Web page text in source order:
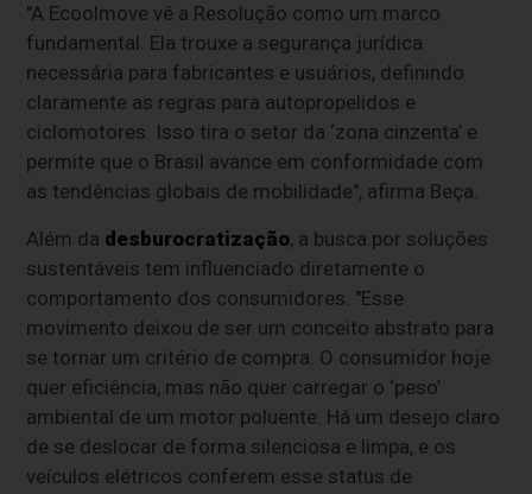
"A Ecoolmove vê a Resolução como um marco
fundamental. Ela trouxe a segurança jurídica
necessária para fabricantes e usuários, definindo
claramente as regras para autopropelidos e
ciclomotores. Isso tira o setor da ‘zona cinzenta’ e
permite que o Brasil avance em conformidade com
as tendências globais de mobilidade", afirma Beça.
Além da desburocratização, a busca por soluções
sustentáveis tem influenciado diretamente o
comportamento dos consumidores. "Esse
movimento deixou de ser um conceito abstrato para
se tornar um critério de compra. O consumidor hoje
quer eficiência, mas não quer carregar o ‘peso’
ambiental de um motor poluente. Há um desejo claro
de se deslocar de forma silenciosa e limpa, e os
veículos elétricos conferem esse status de